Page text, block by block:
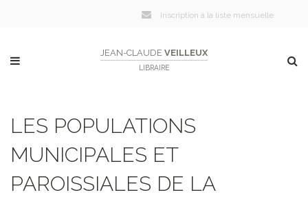
Inscription à la liste mensuelle
JEAN-CLAUDE VEILLEUX
LIBRAIRE
LES POPULATIONS
MUNICIPALES ET
PAROISSIALES DE LA